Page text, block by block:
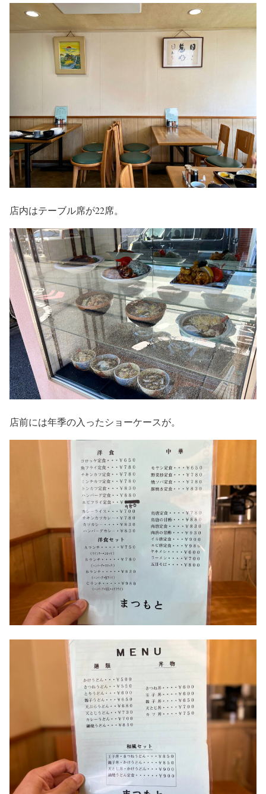
店内はテーブル席が22席。
店前には年季の入ったショーケースが。